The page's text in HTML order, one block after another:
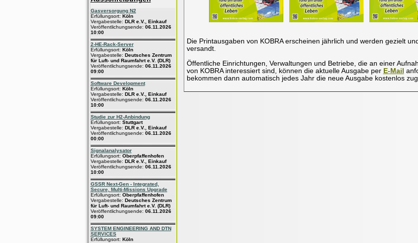
Gasversorgung N2
Erfüllungsort: Köln
Vergabestelle: DLR e.V., Einkauf
Veröffentlichungsende: 06.11.2026
10:00
2-HE-Rack-Server
Erfüllungsort: Köln
Vergabestelle: Deutsches Zentrum
für Luft- und Raumfahrt e.V. (DLR)
Veröffentlichungsende: 06.11.2026
09:00
Software Development
Erfüllungsort: Köln
Vergabestelle: DLR e.V., Einkauf
Veröffentlichungsende: 06.11.2026
10:00
Studie zur H2-Anbindung
Erfüllungsort: Stuttgart
Vergabestelle: DLR e.V., Einkauf
Veröffentlichungsende: 06.11.2026
00:00
Signalanalysator
Erfüllungsort: Oberpfaffenhofen
Vergabestelle: DLR e.V., Einkauf
Veröffentlichungsende: 06.11.2026
10:00
GSSR Next-Gen - Integrated,
Secure, Multi-Missions Upgrade
Erfüllungsort: Oberpfaffenhofen
Vergabestelle: Deutsches Zentrum
für Luft- und Raumfahrt e.V. (DLR)
Veröffentlichungsende: 06.11.2026
09:00
SYSTEM ENGINEERING AND DTN
SERVICES
Erfüllungsort: Köln
Die Printausgaben von KOBRA erscheinen jährlich und werden gezielt
versandt.
Öffentliche Einrichtungen, Verwaltungen und Betriebe, die an einer
von KOBRA interessiert sind, können die aktuelle Ausgabe per E-Mail
bekommen dann automatisch jedes Jahr die neue Ausgabe kostenlos